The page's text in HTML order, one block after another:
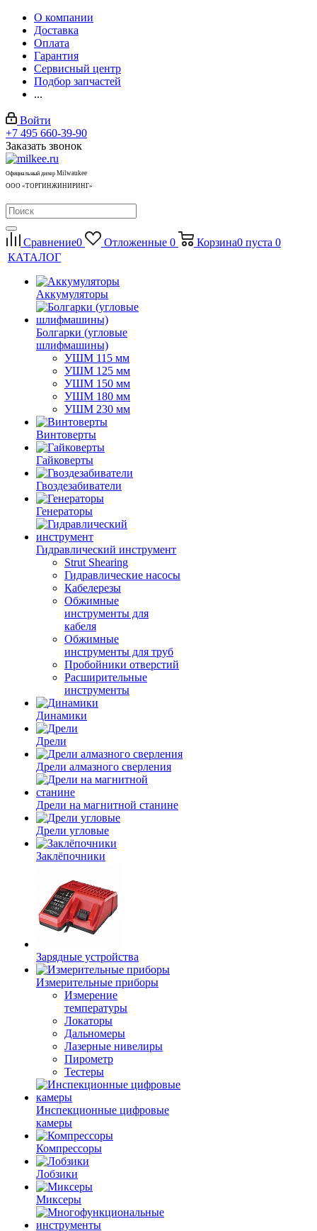
О компании
Доставка
Оплата
Гарантия
Сервисный центр
Подбор запчастей
...
Войти
+7 495 660-39-90
Заказать звонок
Официальный дилер Milwaukee
ООО «ТОРГИНЖИНИРИНГ»
Сравнение0 Отложенные 0 Корзина0 пуста 0
КАТАЛОГ
Аккумуляторы
Болгарки (угловые
шлифмашины)
УШМ 115 мм
УШМ 125 мм
УШМ 150 мм
УШМ 180 мм
УШМ 230 мм
Винтоверты
Гайковерты
Гвоздезабиватели
Генераторы
Гидравлический инструмент
Strut Shearing
Гидравлические насосы
Кабелерезы
Обжимные
инструменты для
кабеля
Обжимные
инструменты для труб
Пробойники отверстий
Расширительные
инструменты
Динамики
Дрели
Дрели алмазного сверления
Дрели на магнитной станине
Дрели угловые
Заклёпочники
Зарядные устройства
Измерительные приборы
Измерение
температуры
Локаторы
Дальномеры
Лазерные нивелиры
Пирометр
Тестеры
Инспекционные цифровые
камеры
Компрессоры
Лобзики
Миксеры